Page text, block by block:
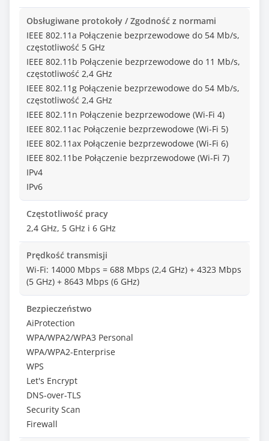
Obsługiwane protokoły / Zgodność z normami
IEEE 802.11a Połączenie bezprzewodowe do 54 Mb/s,
częstotliwość 5 GHz
IEEE 802.11b Połączenie bezprzewodowe do 11 Mb/s,
częstotliwość 2,4 GHz
IEEE 802.11g Połączenie bezprzewodowe do 54 Mb/s,
częstotliwość 2,4 GHz
IEEE 802.11n Połączenie bezprzewodowe (Wi-Fi 4)
IEEE 802.11ac Połączenie bezprzewodowe (Wi-Fi 5)
IEEE 802.11ax Połączenie bezprzewodowe (Wi-Fi 6)
IEEE 802.11be Połączenie bezprzewodowe (Wi-Fi 7)
IPv4
IPv6
Częstotliwość pracy
2,4 GHz, 5 GHz i 6 GHz
Prędkość transmisji
Wi-Fi: 14000 Mbps = 688 Mbps (2,4 GHz) + 4323 Mbps
(5 GHz) + 8643 Mbps (6 GHz)
Bezpieczeństwo
AiProtection
WPA/WPA2/WPA3 Personal
WPA/WPA2-Enterprise
WPS
Let's Encrypt
DNS-over-TLS
Security Scan
Firewall